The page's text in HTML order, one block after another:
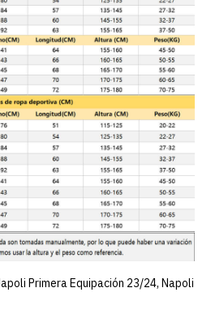
Primera Equipación 23/24, Napoli